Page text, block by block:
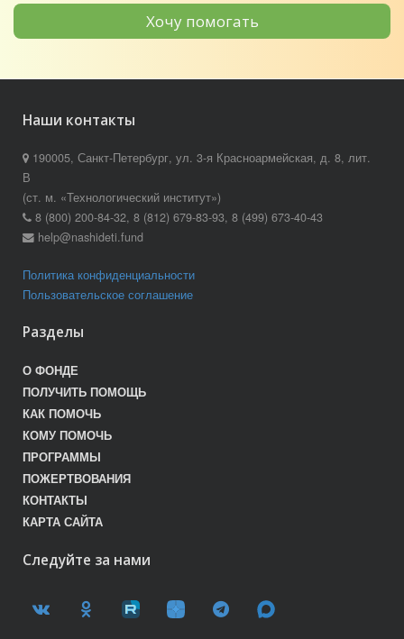
Хочу помогать
Наши контакты
190005, Санкт-Петербург, ул. 3-я Красноармейская, д. 8, лит.
В
(ст. м. «Технологический институт»)
8 (800) 200-84-32, 8 (812) 679-83-93, 8 (499) 673-40-43
help@nashideti.fund
Политика конфиденциальности
Пользовательское соглашение
Разделы
О ФОНДЕ
ПОЛУЧИТЬ ПОМОЩЬ
КАК ПОМОЧЬ
КОМУ ПОМОЧЬ
ПРОГРАММЫ
ПОЖЕРТВОВАНИЯ
КОНТАКТЫ
КАРТА САЙТА
Следуйте за нами